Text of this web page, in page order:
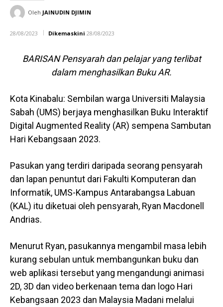
Oleh JAINUDIN DJIMIN
28/08/2023 Dikemaskini 28/08/2023
BARISAN Pensyarah dan pelajar yang terlibat
dalam menghasilkan Buku AR.
Kota Kinabalu: Sembilan warga Universiti Malaysia
Sabah (UMS) berjaya menghasilkan Buku Interaktif
Digital Augmented Reality (AR) sempena Sambutan
Hari Kebangsaan 2023.
Pasukan yang terdiri daripada seorang pensyarah
dan lapan penuntut dari Fakulti Komputeran dan
Informatik, UMS-Kampus Antarabangsa Labuan
(KAL) itu diketuai oleh pensyarah, Ryan Macdonell
Andrias.
Menurut Ryan, pasukannya mengambil masa lebih
kurang sebulan untuk membangunkan buku dan
web aplikasi tersebut yang mengandungi animasi
2D, 3D dan video berkenaan tema dan logo Hari
Kebangsaan 2023 dan Malaysia Madani melalui